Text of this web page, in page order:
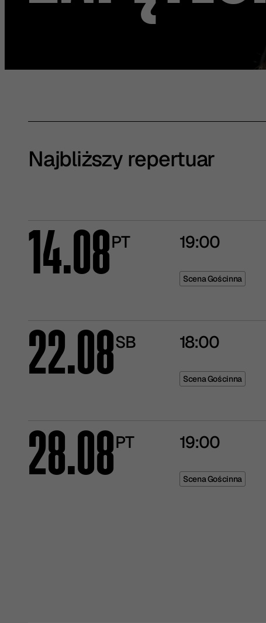
Najbliższy repertuar
PT
14.08 19:00
Scena Gościnna
SB
22.08 18:00
Scena Gościnna
PT
28.08 19:00
Scena Gościnna